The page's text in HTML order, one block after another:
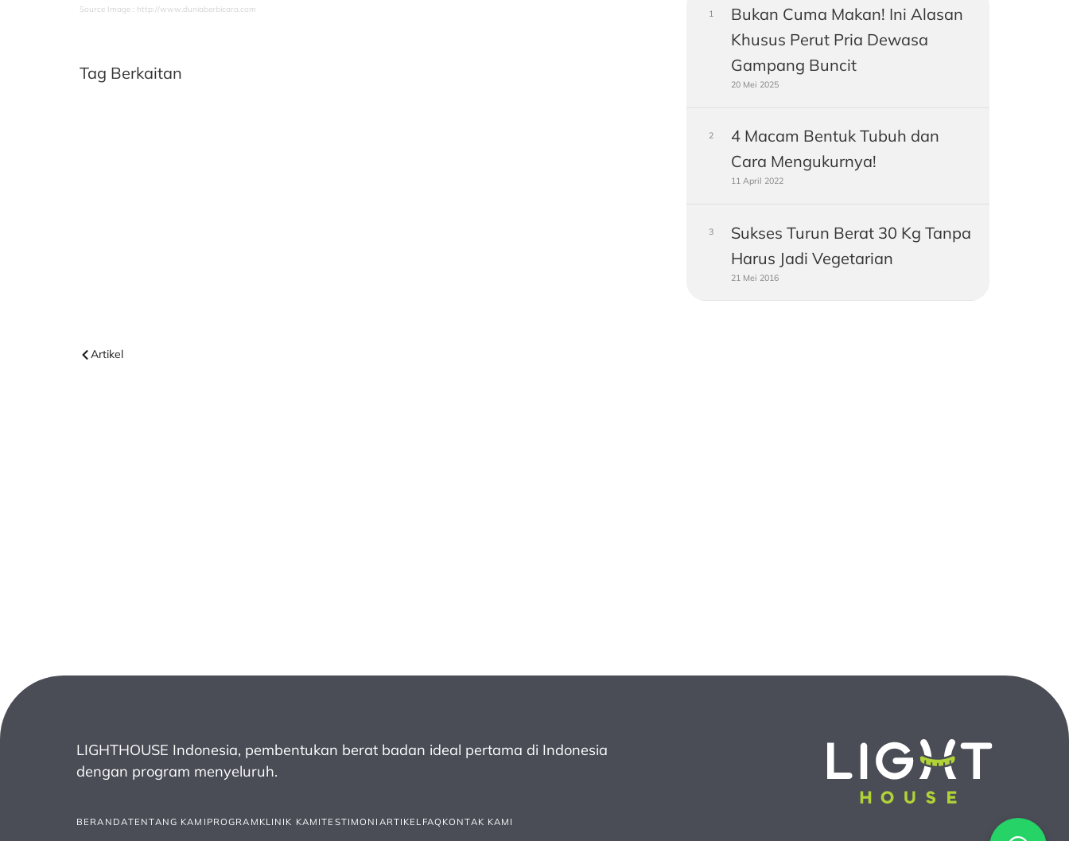
Source Image : http://www.duniaberbicara.com
Tag Berkaitan
Bukan Cuma Makan! Ini Alasan
Khusus Perut Pria Dewasa
Gampang Buncit
20 Mei 2025
4 Macam Bentuk Tubuh dan
Cara Mengukurnya!
11 April 2022
Sukses Turun Berat 30 Kg Tanpa
Harus Jadi Vegetarian
21 Mei 2016
Artikel
LIGHTHOUSE Indonesia, pembentukan berat badan ideal pertama di Indonesia
dengan program menyeluruh.
BERANDATENTANG KAMI PROGRAM KLINIK KAMITESTIMONI ARTIKEL FAQ KONTAK KAMI